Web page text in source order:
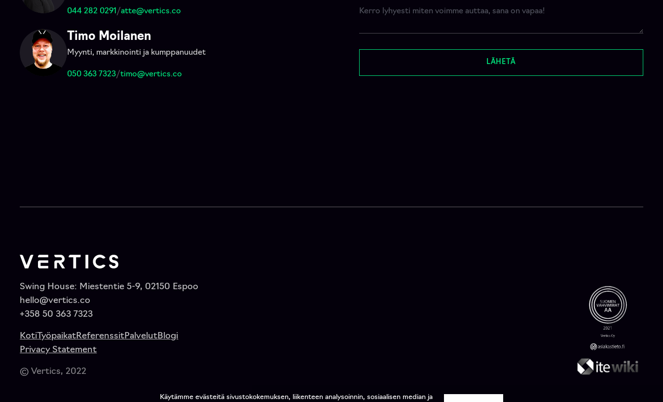
Käytämme evästeitä sivustokokemuksen, liikenteen analysoinnin, sosiaalisen median ja
044 282 0291 /atte@vertics.co
Timo Moilanen
Myynti, markkinointi ja kumppanuudet
050 363 7323/timo@vertics.co
LÄHETÄ
Swing House: Miestentie 5-9, 02150 Espoo
hello@vertics.co
+358 50 363 7323
KotiTyöpaikatReferenssitPalvelutBlogi
Privacy Statement
© Vertics, 2022